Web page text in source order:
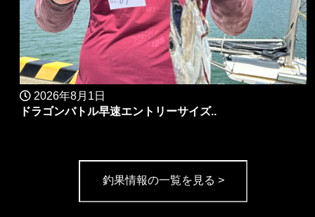
2026年8月1日
ドラゴンバトル早速エントリーサイズ..
釣果情報の一覧を見る >